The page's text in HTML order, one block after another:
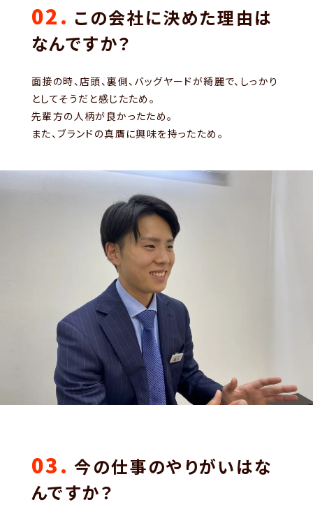
02. この会社に決めた理由は
なんですか？
面接の時、店頭、裏側、バッグヤードが綺麗で、しっかり
としてそうだと感じたため。
先輩方の人柄が良かったため。
また、ブランドの真贋に興味を持ったため。
03. 今の仕事のやりがいはな
んですか？